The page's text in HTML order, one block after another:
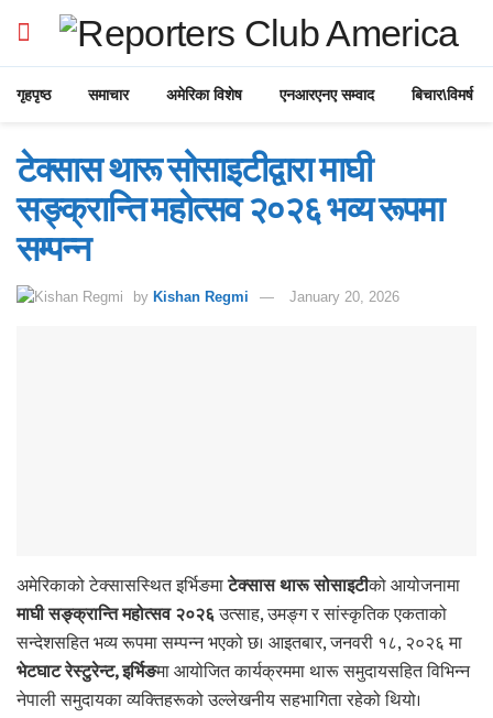
गृहपृष्ठ समाचार अमेरिका विशेष एनआरएनए सम्वाद बिचार\विमर्ष
टेक्सास थारू सोसाइटीद्वारा माघी
सङ्क्रान्ति महोत्सव २०२६ भव्य रूपमा
सम्पन्न
by Kishan Regmi January 20, 2026
अमेरिकाको टेक्सासस्थित इर्भिङमाटेक्सास थारू सोसाइटीको आयोजनामा
माघी सङ्क्रान्ति महोत्सव २०२६उत्साह, उमङ्ग र सांस्कृतिक एकताको
सन्देशसहित भव्य रूपमा सम्पन्न भएको छ। आइतबार, जनवरी १८, २०२६ मा
भेटघाट रेस्टुरेन्ट, इर्भिङमा आयोजित कार्यक्रममा थारू समुदायसहित विभिन्न
नेपाली समुदायका व्यक्तिहरूको उल्लेखनीय सहभागिता रहेको थियो।